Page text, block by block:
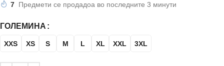
7 Предмети се продадоа во последните 3 минути
ГОЛЕМИНА
XXS XS S M L XL XXL 3XL